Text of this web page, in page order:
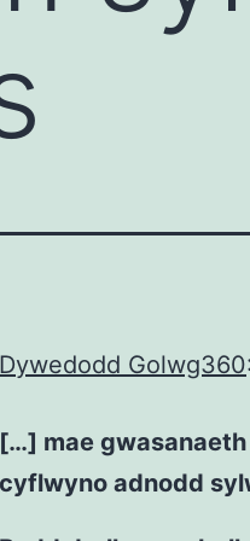
Dywedodd Golwg360:
[…] mae
cyflwyno adnodd